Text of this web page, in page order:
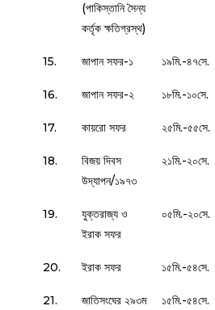
(পাকিস্তানি সৈন্য
কর্তৃক ক্ষতিগ্রস্থ)
15. জাপান সফর-১ ১৯মি.-৪৭সে.
16. জাপান সফর-২ ১৮মি.-১০সে.
17. কায়রো সফর ২৫মি.-৫৫সে.
18.
বিজয় দিবস
উদ্‌যাপন/১৯৭৩
২১মি.-২০সে.
19.
যুক্তরাজ্য ও
ইরাক সফর
০৫মি.-২০সে.
20. ইরাক সফর ১৫মি.-৫৪সে.
21.
জাতিসংঘের ২৯৩ম
১৫মি.-৫৪সে.